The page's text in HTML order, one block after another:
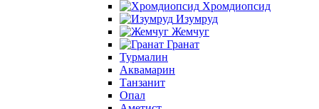
Хромдиопсид
Изумруд
Жемчуг
Гранат
Турмалин
Аквамарин
Танзанит
Опал